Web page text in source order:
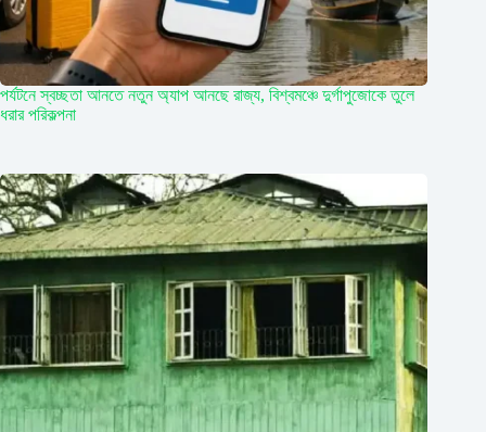
পর্যটনে স্বচ্ছতা আনতে নতুন অ্যাপ আনছে রাজ্য, বিশ্বমঞ্চে দুর্গাপুজোকে তুলে
ধরার পরিকল্পনা